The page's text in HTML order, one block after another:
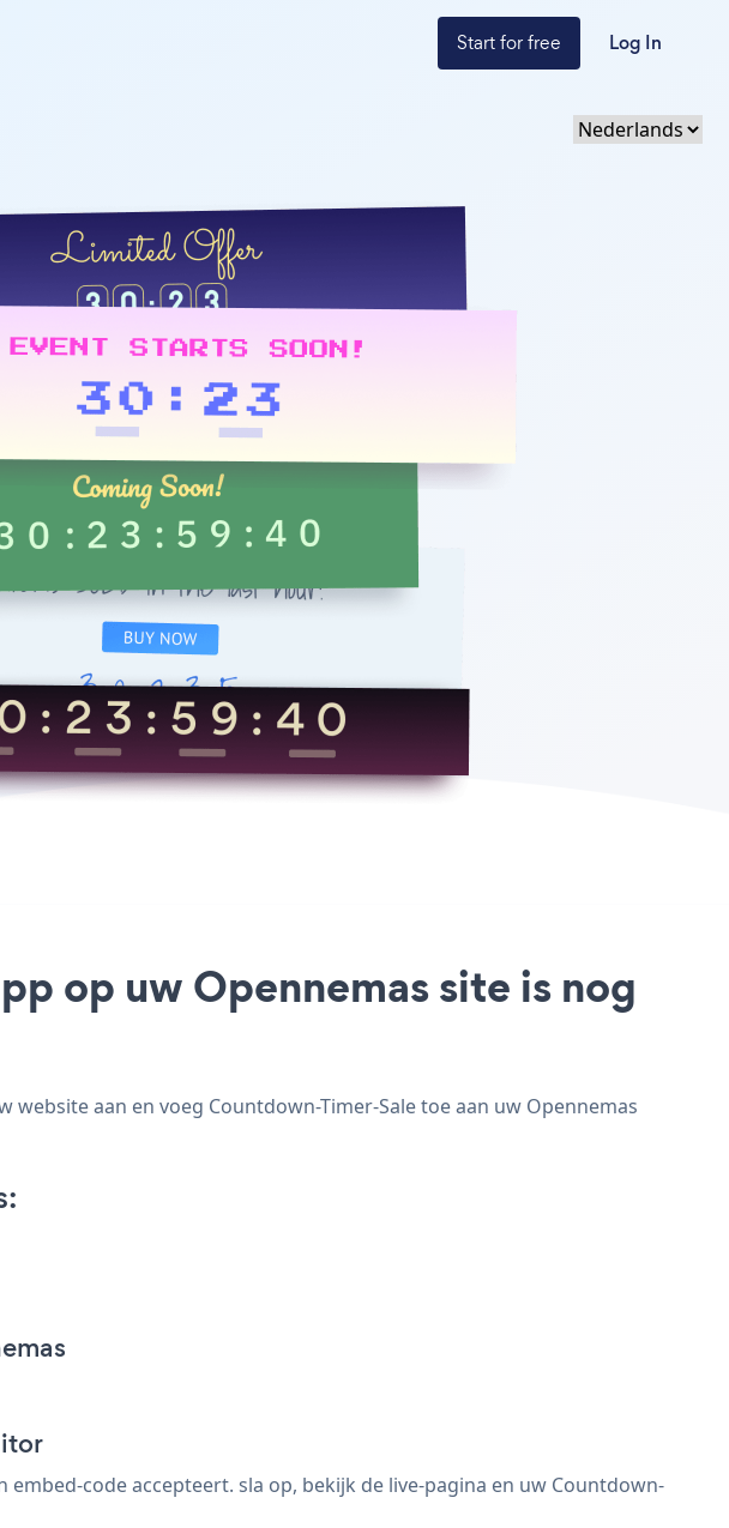
Start for free Log In
op uw Opennemas site is nog
aan en voeg Countdown-Timer-Sale toe aan uw Opennemas
code accepteert. sla op, bekijk de live-pagina en uw Countdown-